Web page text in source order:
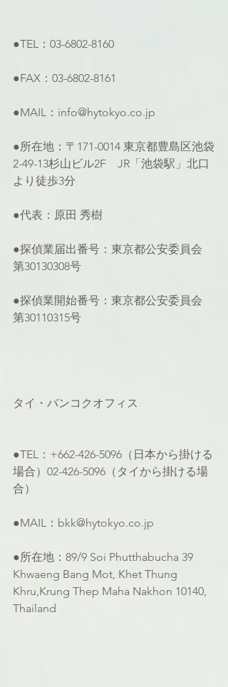
●TEL：03-6802-8160
●FAX：03-6802-8161
●MAIL：info@hytokyo.co.jp
●所在地：〒171-0014 東京都豊島区池袋
2-49-13杉山ビル2F　JR「池袋駅」北口
より徒歩3分
●代表：原田 秀樹
●探偵業届出番号：東京都公安委員会
第30130308号
●探偵業開始番号：東京都公安委員会
第30110315号
タイ・バンコクオフィス
●TEL：+662-426-5096（日本から掛ける
場合）02-426-5096（タイから掛ける場
合）
●MAIL：bkk@hytokyo.co.jp
●所在地：89/9 Soi Phutthabucha 39
Khwaeng Bang Mot, Khet Thung
Khru,Krung Thep Maha Nakhon 10140,
Thailand